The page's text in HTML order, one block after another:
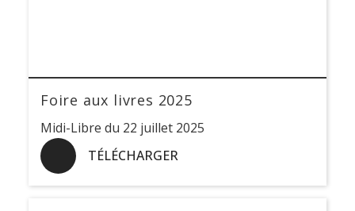
Foire aux livres 2025
Midi-Libre du 22 juillet 2025
TÉLÉCHARGER